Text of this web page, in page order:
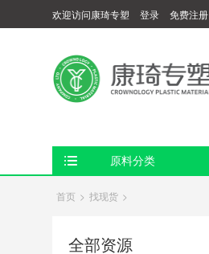
欢迎访问康琦专塑 登录 免费注册
原料分类
首页 > 找现货 >
全部资源